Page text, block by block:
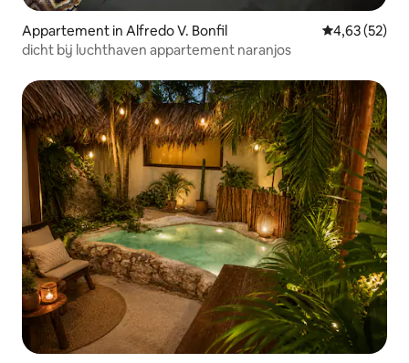
Appartement in Alfredo V. Bonfil Gemiddelde
4,63 (52)
dicht bij luchthaven appartement naranjos